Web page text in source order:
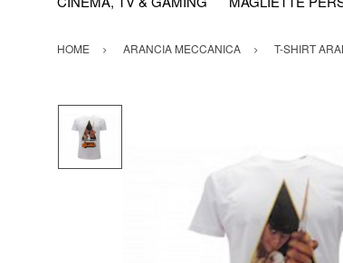
HOME ARANCIA MECCANICA T-SHIRT